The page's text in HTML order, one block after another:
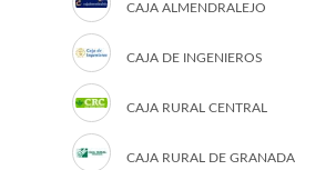
CAJA ALMENDRALEJO
CAJA DE INGENIEROS
CAJA RURAL CENTRAL
CAJA RURAL DE GRANADA